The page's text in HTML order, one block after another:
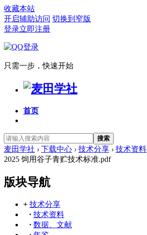
收藏本站
开启辅助访问 切换到窄版
登录立即注册
只需一步，快速开始
首页
搜索
麦田学社 › 下载中心 › 技术分享 › 技术资料
2025 饲用谷子青贮技术标准.pdf
版块导航
+ 技术分享
· 技术资料
· 数据、文献